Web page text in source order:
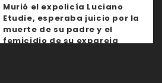
Murió el expolicía Luciano
Etudie, esperaba juicio por la
muerte de su padre y el
femicidio de su expareja